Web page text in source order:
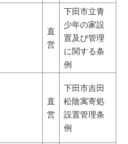
直
営
下田市立青
少年の家設
置及び管理
に関する条
例
直
営
下田市吉田
松陰寓寄処
設置管理条
例